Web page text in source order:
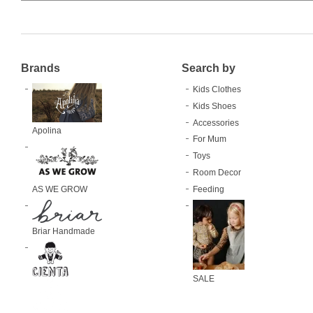
Brands
Apolina
AS WE GROW
Briar Handmade
Search by
Kids Clothes
Kids Shoes
Accessories
For Mum
Toys
Room Decor
Feeding
SALE